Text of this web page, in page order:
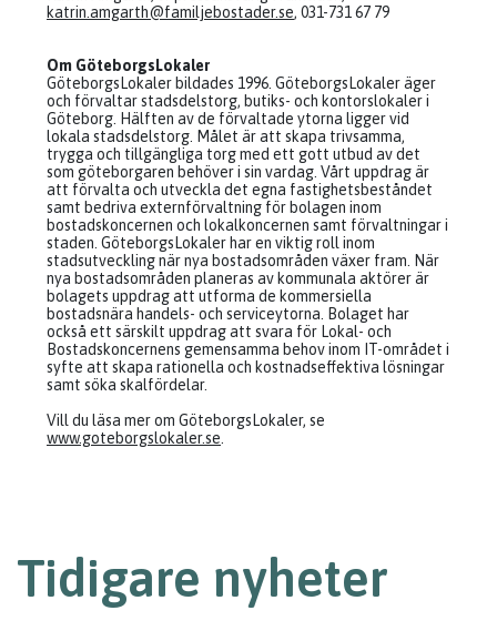
katrin.amgarth@familjebostader.se, 031-731 67 79
Om GöteborgsLokaler
GöteborgsLokaler bildades 1996. GöteborgsLokaler äger
och förvaltar stadsdelstorg, butiks- och kontorslokaler i
Göteborg. Hälften av de förvaltade ytorna ligger vid
lokala stadsdelstorg. Målet är att skapa trivsamma,
trygga och tillgängliga torg med ett gott utbud av det
som göteborgaren behöver i sin vardag. Vårt uppdrag är
att förvalta och utveckla det egna fastighetsbeståndet
samt bedriva externförvaltning för bolagen inom
bostadskoncernen och lokalkoncernen samt förvaltningar i
staden. GöteborgsLokaler har en viktig roll inom
stadsutveckling när nya bostadsområden växer fram. När
nya bostadsområden planeras av kommunala aktörer är
bolagets uppdrag att utforma de kommersiella
bostadsnära handels- och serviceytorna. Bolaget har
också ett särskilt uppdrag att svara för Lokal- och
Bostadskoncernens gemensamma behov inom IT-området i
syfte att skapa rationella och kostnadseffektiva lösningar
samt söka skalfördelar.
Vill du läsa mer om GöteborgsLokaler, se
www.goteborgslokaler.se
Tidigare nyheter